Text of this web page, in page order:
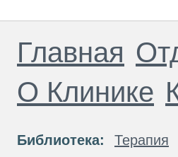
Главная
О Клинике
Библиотека: Терапия